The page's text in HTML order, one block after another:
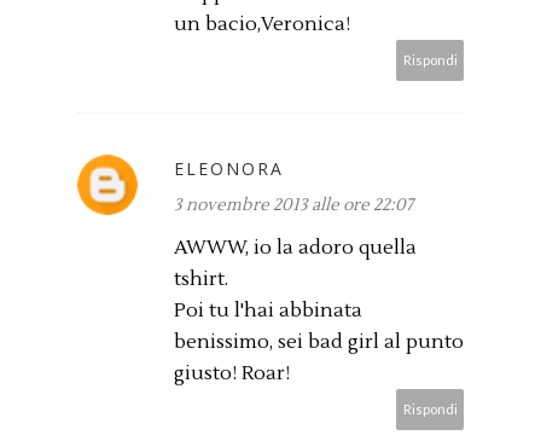
un bacio,Veronica!
Rispondi
ELEONORA
3 novembre 2013 alle ore 22:07
AWWW, io la adoro quella
tshirt.
Poi tu l'hai abbinata
benissimo, sei bad girl al punto
giusto! Roar!
Rispondi